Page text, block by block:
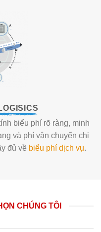
biểu phí rõ ràng, minh
và phí vận chuyển chi
đủ về biểu phí dịch vụ.
CHÚNG TÔI